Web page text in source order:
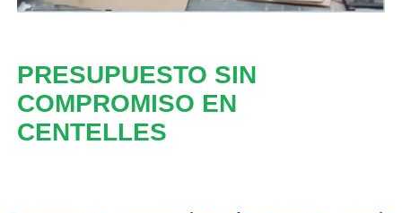
PRESUPUESTO SIN
COMPROMISO EN
CENTELLES